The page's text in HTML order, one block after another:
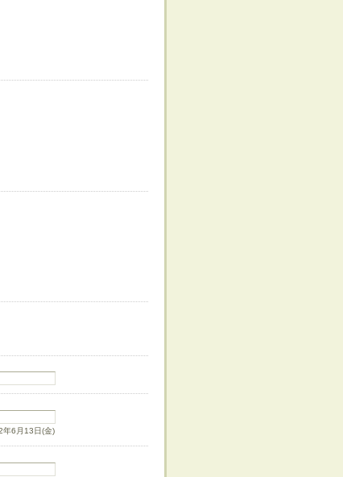
年6月13日(金)